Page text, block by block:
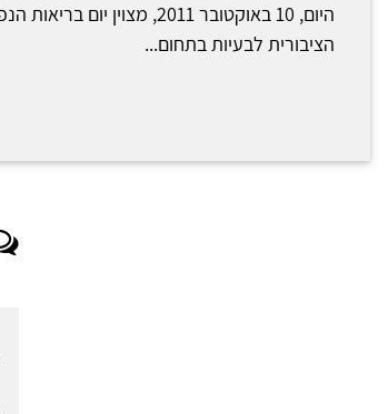
היום, 10 באוקטובר 2011,
הציבורית לבעיות בתחום...